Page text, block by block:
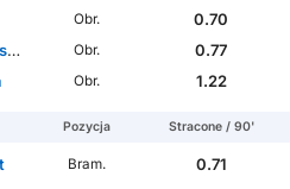
Obr.
0.70
Obr.
0.77
Obr. 1.22
Pozycja Stracone / 90'
Bram. 0.71